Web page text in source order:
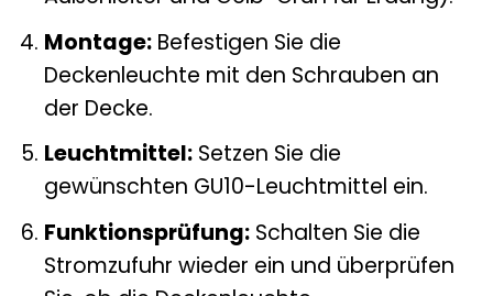
Montage:Befestigen Sie die
Deckenleuchte mit den Schrauben an
der Decke.
Leuchtmittel:Setzen Sie die
gewünschten GU10-Leuchtmittel ein.
Funktionsprüfung:Schalten Sie die
Stromzufuhr wieder ein und überprüfen